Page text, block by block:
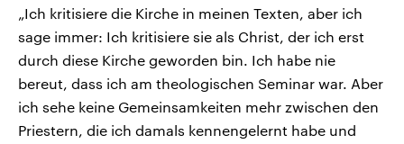
„Ich kritisiere die Kirche in meinen Texten, aber ich
sage immer: Ich kritisiere sie als Christ, der ich erst
durch diese Kirche geworden bin. Ich habe nie
bereut, dass ich am theologischen Seminar war. Aber
ich sehe keine Gemeinsamkeiten mehr zwischen den
Priestern, die ich damals kennengelernt habe und